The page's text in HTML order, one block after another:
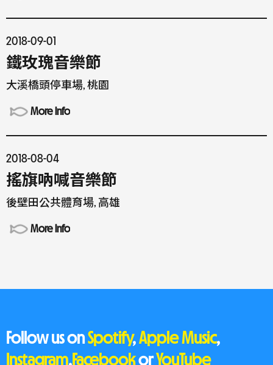
2018-09-01
鐵玫瑰音樂節
大溪橋頭停車場, 桃園
More Info
2018-08-04
搖旗吶喊音樂節
後壁田公共體育場, 高雄
More Info
Follow us onSpotify,Apple Music,
Instagram,FacebookorYouTube